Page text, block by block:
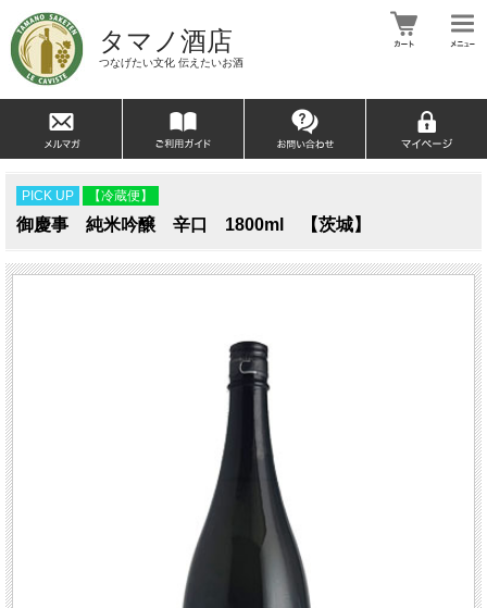
タマノ酒店
つなげたい文化 伝えたいお酒
PICK UP 【冷蔵便】
御慶事 純米吟醸 辛口 1800ml 【茨城】